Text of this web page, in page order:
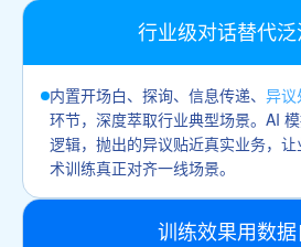
行业级对话替代
内置开场白、探询、信息传递、 异议
环节，深度萃取行业典型场景。AI
逻辑，抛出的异议贴近真实业务，
术训练真正对齐一线场景。
训练效果用数